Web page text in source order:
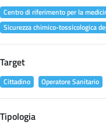
Centro di riferimento per la
Sicurezza chimico-tossicologica
Target
Cittadino Operatore Sanitario
Tipologia